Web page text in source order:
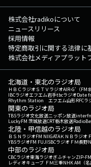
株式会社radikoについて
ニュースリリース
採用情報
特定商取引に関する法律に
株式会社メディアプラット
北海道・東北のラジオ局
ＨＢＣラジオＳＴＶラジオAIR-G'（FM
IBCラジオエフエム岩手tbcラジオDate
Rhythm Station エフエム山形RFCラ
関東のラジオ局
TBSラジオ文化放送ニッポン放送
LuckyFM 茨城放送CRT栃木放送
北陸・甲信越のラジオ局
ＢＳＮラジオFM NIIGATAＫＮＢラジオ
YBSラジオFM FUJISBCラジオ ＦＭ長野
中部のラジオ局
CBCラジオ東海ラジオぎふチャンZIP-FM
レディオキューブ ＦＭ三重NHK AM（名